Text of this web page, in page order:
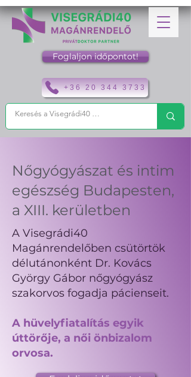
+36 20 344 3733
Foglaljon időpontot!
Nőgyógyászat és intim
egészség Budapesten,
a XIII. kerületben
A Visegrádi40
Magánrendelőben csütörtök
délutánonként Dr. Kovács
György Gábor nőgyógyász
szakorvos fogadja pácienseit.
A hüvelyfiatalítás egyik
úttörője, a női önbizalom
orvosa.